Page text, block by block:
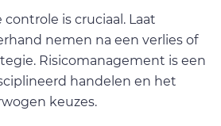
is cruciaal. Laat
nemen na een verlies of
Risicomanagement is een
handelen en het
keuzes.